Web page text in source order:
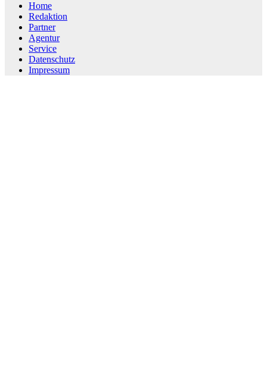
Home
Redaktion
Partner
Agentur
Service
Datenschutz
Impressum